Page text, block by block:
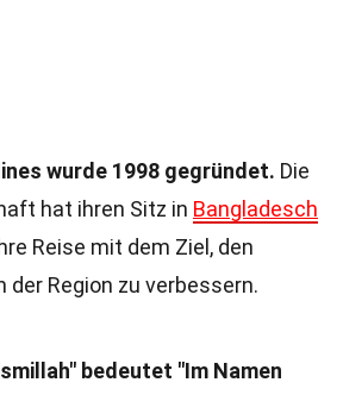
wurde 1998 gegründet. Die
hat ihren Sitz in Bangladesch
Reise mit dem Ziel, den
der Region zu verbessern.
bedeutet "Im Namen